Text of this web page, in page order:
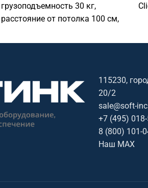
грузоподъемность 30 кг,
расстояние от потолка 100 см,
белый,триггер., RS232, ИК
115230,
20/2
sale@soft-
+7 (495)
8 (800) 101-
Наш MAX